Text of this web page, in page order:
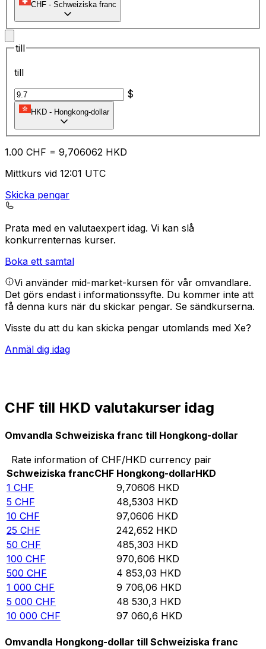
CHF - Schweiziska franc
till
till
$
HKD - Hongkong-dollar
1.00 CHF = 9,706062 HKD
Mittkurs vid 12:01 UTC
Skicka pengar
Prata med en valutaexpert idag. Vi kan slå
konkurrenternas kurser.
Boka ett samtal
Vi använder mid-market-kursen för vår omvandlare.
Det görs endast i informationssyfte. Du kommer inte att
få denna kurs när du skickar pengar. Se sändkurserna.
Visste du att du kan skicka pengar utomlands med Xe?
Anmäl dig idag
CHF till HKD valutakurser idag
Omvandla Schweiziska franc till Hongkong-dollar
Rate information of CHF/HKD currency pair
Schweiziska francCHF Hongkong-dollarHKD
1 CHF 9,70606 HKD
5 CHF 48,5303 HKD
10 CHF 97,0606 HKD
25 CHF 242,652 HKD
50 CHF 485,303 HKD
100 CHF 970,606 HKD
500 CHF 4 853,03 HKD
1 000 CHF 9 706,06 HKD
5 000 CHF 48 530,3 HKD
10 000 CHF 97 060,6 HKD
Omvandla Hongkong-dollar till Schweiziska franc